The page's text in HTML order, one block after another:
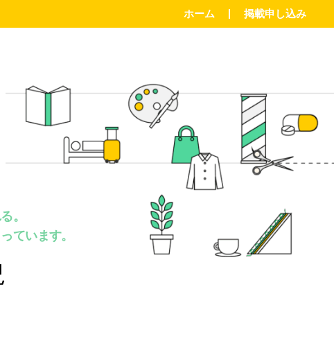
ホーム 掲載申し込み
。
ています。